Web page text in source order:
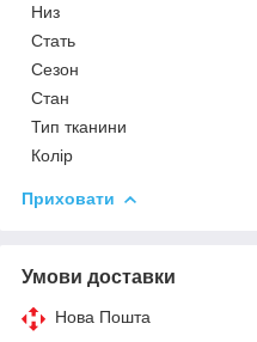
Низ
Стать
Сезон
Стан
Тип тканини
Колір
Приховати
Умови доставки
Нова Пошта